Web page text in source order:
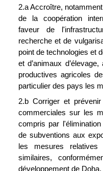
2.a Accroître,
de la coopération
faveur de
recherche et de
point de technologies et
et d’animaux
productives agricoles
particulier des pays les
2.b Corriger et
commerciales sur les
compris par
de subventions aux
les mesures
similaires,
développement de Doha.